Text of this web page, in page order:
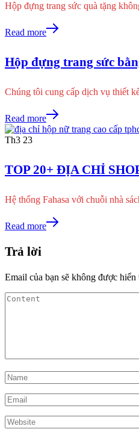
Hộp đựng trang sức quà tặng
Read more
Hộp đựng trang sức
Chúng tôi cung cấp dịch vụ thiết
Read more
Th3 23
TOP 20+ ĐỊA CHỈ
Hệ thống Fahasa với chuỗi nhà
Read more
Trả lời
Email của bạn sẽ không được